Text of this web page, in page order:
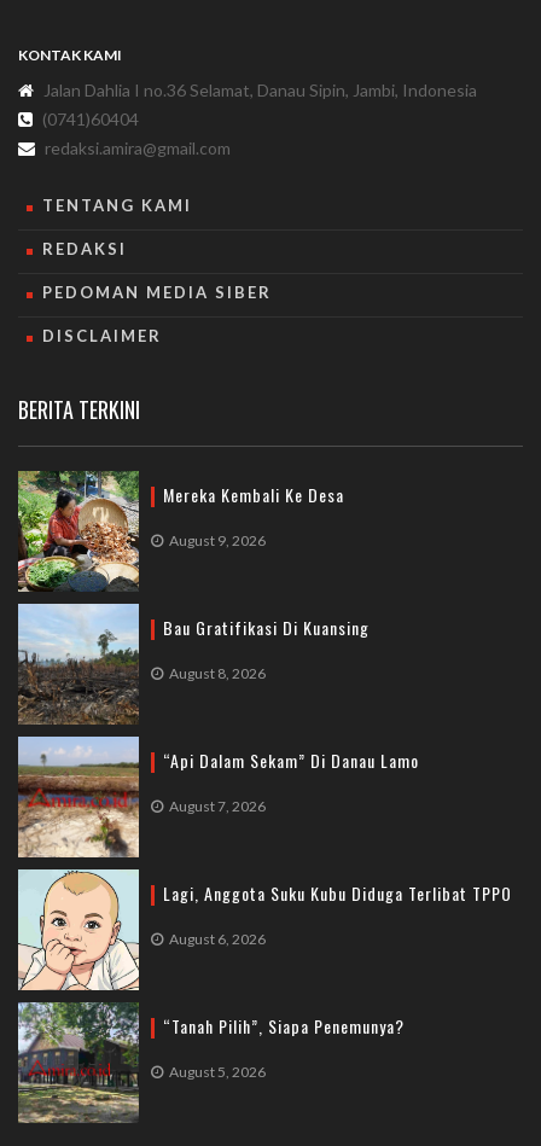
KONTAK KAMI
Jalan Dahlia I no.36 Selamat, Danau Sipin, Jambi, Indonesia
(0741)60404
redaksi.amira@gmail.com
TENTANG KAMI
REDAKSI
PEDOMAN MEDIA SIBER
DISCLAIMER
BERITA TERKINI
Mereka Kembali Ke Desa
August 9, 2026
Bau Gratifikasi Di Kuansing
August 8, 2026
“Api Dalam Sekam” Di Danau Lamo
August 7, 2026
Lagi, Anggota Suku Kubu Diduga Terlibat TPPO
August 6, 2026
“Tanah Pilih”, Siapa Penemunya?
August 5, 2026